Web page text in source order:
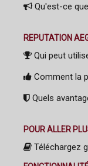
Qu'est-ce
REPUTATION
Qui peut
Comment la
Quels
POUR ALLER
Téléchargez